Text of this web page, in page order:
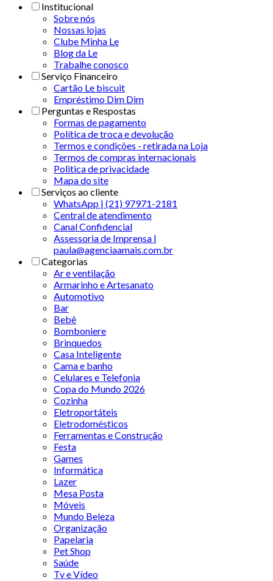
Institucional
Sobre nós
Nossas lojas
Clube Minha Le
Blog da Le
Trabalhe conosco
Serviço Financeiro
Cartão Le biscuit
Empréstimo Dim Dim
Perguntas e Respostas
Formas de pagamento
Política de troca e devolução
Termos e condições - retirada na Loja
Termos de compras internacionais
Politica de privacidade
Mapa do site
Serviços ao cliente
WhatsApp | (21) 97971-2181
Central de atendimento
Canal Confidencial
Assessoria de Imprensa |
paula@agenciaamais.com.br
Categorias
Ar e ventilação
Armarinho e Artesanato
Automotivo
Bar
Bebê
Bomboniere
Brinquedos
Casa Inteligente
Cama e banho
Celulares e Telefonia
Copa do Mundo 2026
Cozinha
Eletroportáteis
Eletrodomésticos
Ferramentas e Construção
Festa
Games
Informática
Lazer
Mesa Posta
Móveis
Mundo Beleza
Organização
Papelaria
Pet Shop
Saúde
Tv e Vídeo